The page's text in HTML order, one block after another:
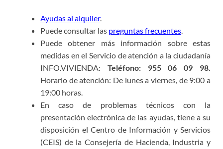
Ayudas al alquiler.
Puede consultar las preguntas frecuentes.
Puede obtener más información sobre estas
medidas en el Servicio de atención a la ciudadanía
INFO.VIVIENDA: Teléfono: 955 06 09 98.
Horario de atención: De lunes a viernes, de 9:00 a
19:00 horas.
En caso de problemas técnicos con la
presentación electrónica de las ayudas, tiene a su
disposición el Centro de Información y Servicios
(CEIS) de la Consejería de Hacienda, Industria y